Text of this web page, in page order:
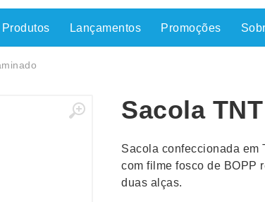
Cuidados Pessoais
Fones de
Kit
Lançamentos Promoções
Sacola
Sacola confeccionada em
com filme fosco de BOPP
duas alças.